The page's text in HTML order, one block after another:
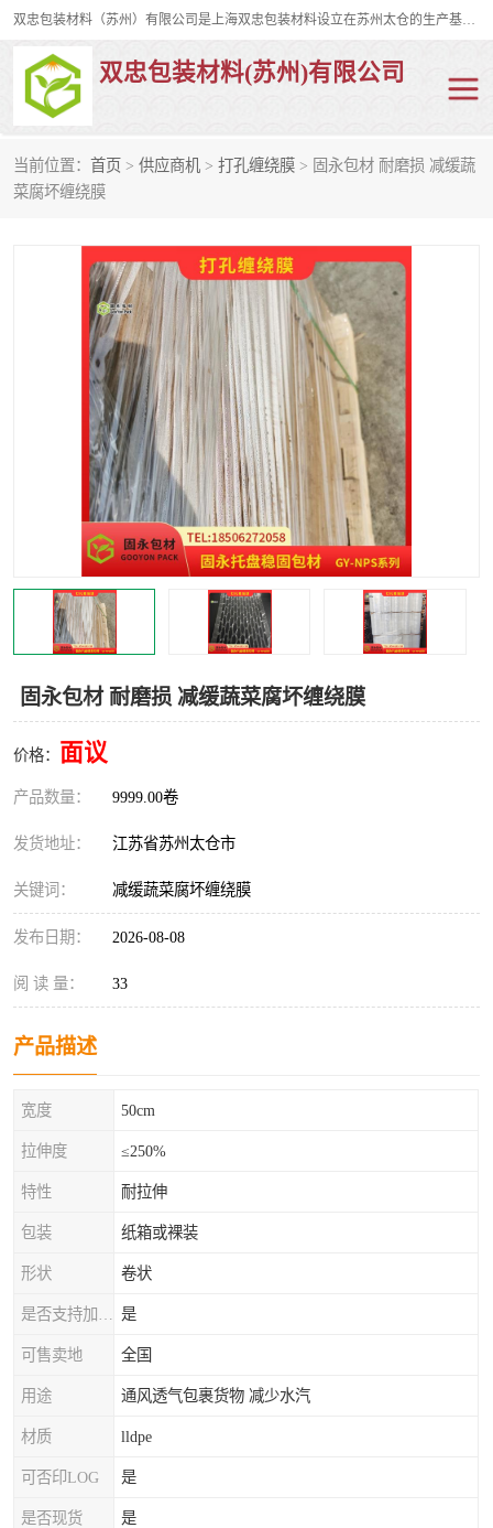
双忠包装材料（苏州）有限公司是上海双忠包装材料设立在苏州太仓的生产基地，占地约2万平米，产品主要有打孔缠绕膜，拉伸蜂窝纸，集装箱充气袋，滑托板，打包带，裹包网兜，防滑纸等箱体和托盘的运输和保护性包材。固永包材®，GooYon Pack®，是我们保护性包装材料的专属品牌。
双忠包装材料(苏州)有限公司
当前位置： 首页 > 供应商机 > 打孔缠绕膜 > 固永包材 耐磨损 减缓蔬
菜腐坏缠绕膜
固永包材 耐磨损 减缓蔬菜腐坏缠绕膜
价格： 面议
产品数量： 9999.00卷
发货地址： 江苏省苏州太仓市
关键词： 减缓蔬菜腐坏缠绕膜
发布日期： 2026-08-08
阅 读 量： 33
产品描述
宽度 50cm
拉伸度 ≤250%
特性 耐拉伸
包装 纸箱或裸装
形状 卷状
是
可售卖地 全国
用途 通风透气包裹货物 减少水汽
材质 lldpe
可否印LOG 是
是否现货 是
打孔缠绕膜
裹包网兜 纤维打包带
充气袋
缠绕膜
托盘裹包网兜
托盘捆绑带